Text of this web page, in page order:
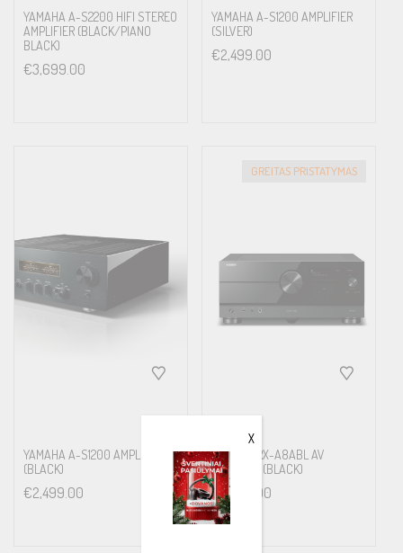
YAMAHA A-S2200 HIFI STEREO
AMPLIFIER (BLACK/PIANO
BLACK)
€3,699.00
YAMAHA A-S1200 AMPLIFIER
(SILVER)
€2,499.00
YAMAHA A-S1200 AMPLIFIER
(BLACK)
€2,499.00
GREITAS PRISTATYMAS
YAMAHA RX-A8ABL AV
RECEIVER (BLACK)
€3,499.00
X